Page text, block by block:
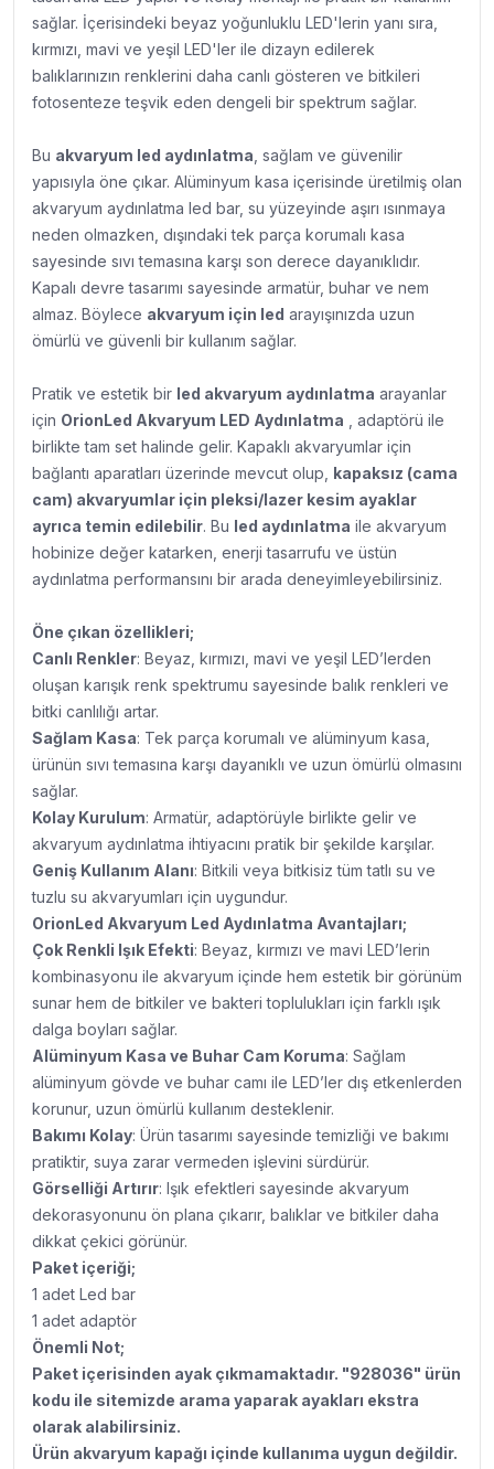
sağlar. İçerisindeki beyaz yoğunluklu LED'lerin yanı sıra,
kırmızı, mavi ve yeşil LED'ler ile dizayn edilerek
balıklarınızın renklerini daha canlı gösteren ve bitkileri
fotosenteze teşvik eden dengeli bir spektrum sağlar.
Bu akvaryum led aydınlatma , sağlam ve güvenilir
yapısıyla öne çıkar. Alüminyum kasa içerisinde üretilmiş olan
akvaryum aydınlatma led bar, su yüzeyinde aşırı ısınmaya
neden olmazken, dışındaki tek parça korumalı kasa
sayesinde sıvı temasına karşı son derece dayanıklıdır.
Kapalı devre tasarımı sayesinde armatür, buhar ve nem
almaz. Böylece akvaryum için led arayışınızda uzun
ömürlü ve güvenli bir kullanım sağlar.
Pratik ve estetik bir led akvaryum aydınlatma arayanlar
için OrionLed Akvaryum LED Aydınlatma , adaptörü ile
birlikte tam set halinde gelir. Kapaklı akvaryumlar için
bağlantı aparatları üzerinde mevcut olup, kapaksız (cama
cam) akvaryumlar için pleksi/lazer kesim ayaklar
ayrıca temin edilebilir. Bu led aydınlatma ile akvaryum
hobinize değer katarken, enerji tasarrufu ve üstün
aydınlatma performansını bir arada deneyimleyebilirsiniz.
Öne çıkan özellikleri;
Canlı Renkler: Beyaz, kırmızı, mavi ve yeşil LED’lerden
oluşan karışık renk spektrumu sayesinde balık renkleri ve
bitki canlılığı artar.
Sağlam Kasa: Tek parça korumalı ve alüminyum kasa,
ürünün sıvı temasına karşı dayanıklı ve uzun ömürlü olmasını
sağlar.
Kolay Kurulum: Armatür, adaptörüyle birlikte gelir ve
akvaryum aydınlatma ihtiyacını pratik bir şekilde karşılar.
Geniş Kullanım Alanı: Bitkili veya bitkisiz tüm tatlı su ve
tuzlu su akvaryumları için uygundur.
OrionLed Akvaryum Led Aydınlatma Avantajları;
Çok Renkli Işık Efekti: Beyaz, kırmızı ve mavi LED’lerin
kombinasyonu ile akvaryum içinde hem estetik bir görünüm
sunar hem de bitkiler ve bakteri toplulukları için farklı ışık
dalga boyları sağlar.
Alüminyum Kasa ve Buhar Cam Koruma: Sağlam
alüminyum gövde ve buhar camı ile LED’ler dış etkenlerden
korunur, uzun ömürlü kullanım desteklenir.
Bakımı Kolay: Ürün tasarımı sayesinde temizliği ve bakımı
pratiktir, suya zarar vermeden işlevini sürdürür.
Görselliği Artırır: Işık efektleri sayesinde akvaryum
dekorasyonunu ön plana çıkarır, balıklar ve bitkiler daha
dikkat çekici görünür.
Paket içeriği;
1 adet Led bar
1 adet adaptör
Önemli Not;
Paket içerisinden ayak çıkmamaktadır. "928036" ürün
kodu ile sitemizde arama yaparak ayakları ekstra
olarak alabilirsiniz.
Ürün akvaryum kapağı içinde kullanıma uygun değildir.